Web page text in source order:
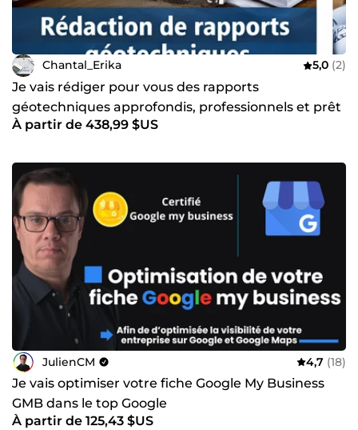
Chantal_Erika 5,0 (2)
Je vais rédiger pour vous des rapports
géotechniques approfondis, professionnels et prêt
à lexploitation
À partir de 438,99 $US
JulienCM 4,7 (18)
Je vais optimiser votre fiche Google My Business
GMB dans le top Google
À partir de 125,43 $US